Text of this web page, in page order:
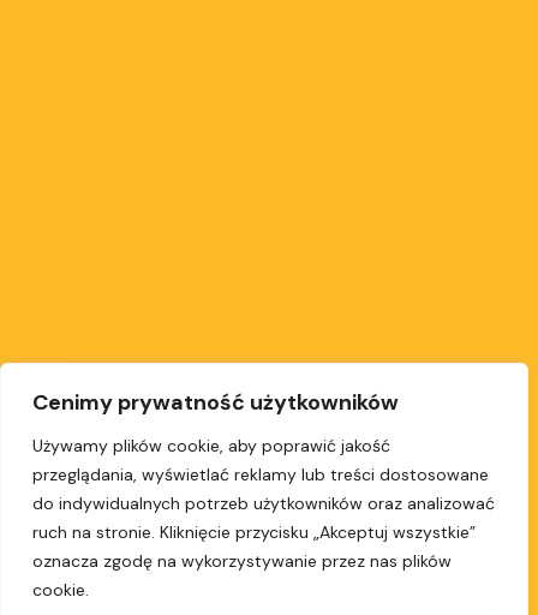
Cenimy prywatność użytkowników
Używamy plików cookie, aby poprawić jakość
przeglądania, wyświetlać reklamy lub treści dostosowane
do indywidualnych potrzeb użytkowników oraz analizować
ruch na stronie. Kliknięcie przycisku „Akceptuj wszystkie”
oznacza zgodę na wykorzystywanie przez nas plików
cookie.